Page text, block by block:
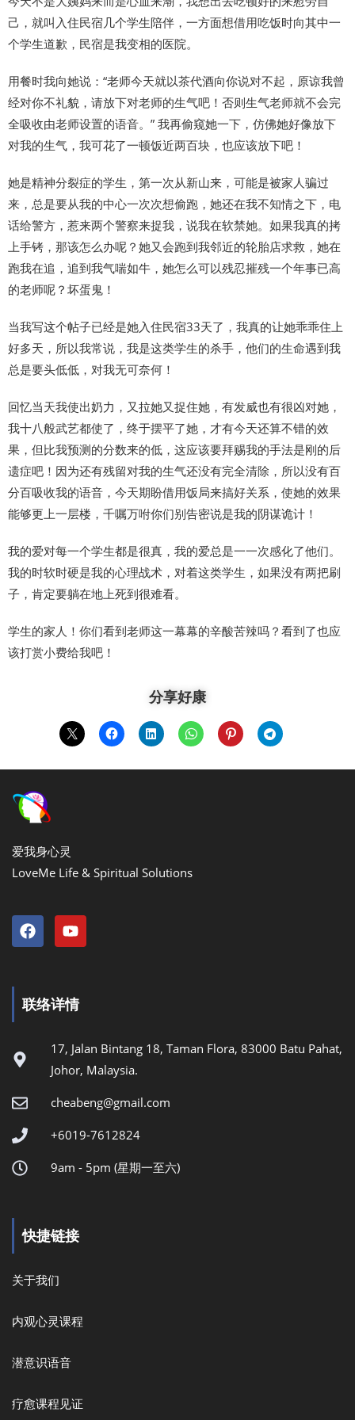
己，就叫入住民宿几个学生陪伴，一方面想借用吃饭时向其中一
个学生道歉，民宿是我变相的医院。
用餐时我向她说：“老师今天就以茶代酒向你说对不起，原谅我曾
经对你不礼貌，请放下对老师的生气吧！否则生气老师就不会完
全吸收由老师设置的语音。” 我再偷窥她一下，仿佛她好像放下
对我的生气，我可花了一顿饭近两百块，也应该放下吧！
她是精神分裂症的学生，第一次从新山来，可能是被家人骗过
来，总是要从我的中心一次次想偷跑，她还在我不知情之下，电
话给警方，惹来两个警察来捉我，说我在软禁她。如果我真的拷
上手铐，那该怎么办呢？她又会跑到我邻近的轮胎店求救，她在
跑我在追，追到我气喘如牛，她怎么可以残忍摧残一个年事已高
的老师呢？坏蛋鬼！
当我写这个帖子已经是她入住民宿33天了，我真的让她乖乖住上
好多天，所以我常说，我是这类学生的杀手，他们的生命遇到我
总是要头低低，对我无可奈何！
回忆当天我使出奶力，又拉她又捉住她，有发威也有很凶对她，
我十八般武艺都使了，终于摆平了她，才有今天还算不错的效
果，但比我预测的分数来的低，这应该要拜赐我的手法是刚的后
遗症吧！因为还有残留对我的生气还没有完全清除，所以没有百
分百吸收我的语音，今天期盼借用饭局来搞好关系，使她的效果
能够更上一层楼，千嘱万咐你们别告密说是我的阴谋诡计！
我的爱对每一个学生都是很真，我的爱总是一一次感化了他们。
我的时软时硬是我的心理战术，对着这类学生，如果没有两把刷
子，肯定要躺在地上死到很难看。
学生的家人！你们看到老师这一幕幕的辛酸苦辣吗？看到了也应
该打赏小费给我吧！
分享好康
爱我身心灵
LoveMe Life & Spiritual Solutions
联络详情
17, Jalan Bintang 18, Taman Flora, 83000 Batu Pahat,
Johor, Malaysia.
cheabeng@gmail.com
+6019-7612824
9am - 5pm (星期一至六)
快捷链接
关于我们
内观心灵课程
潜意识语音
疗愈课程见证